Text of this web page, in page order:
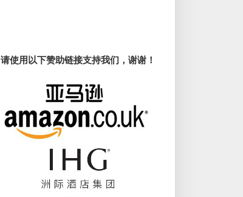
请使用以下赞助链接支持我们，谢谢！